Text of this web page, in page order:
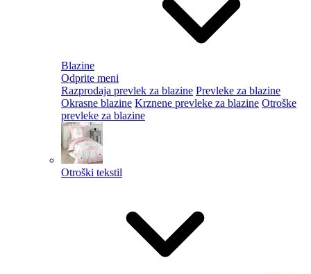
Blazine
Odprite meni
Razprodaja prevlek za blazine Prevleke za blazine
Okrasne blazine Krznene prevleke za blazine Otroške
prevleke za blazine
Otroški tekstil